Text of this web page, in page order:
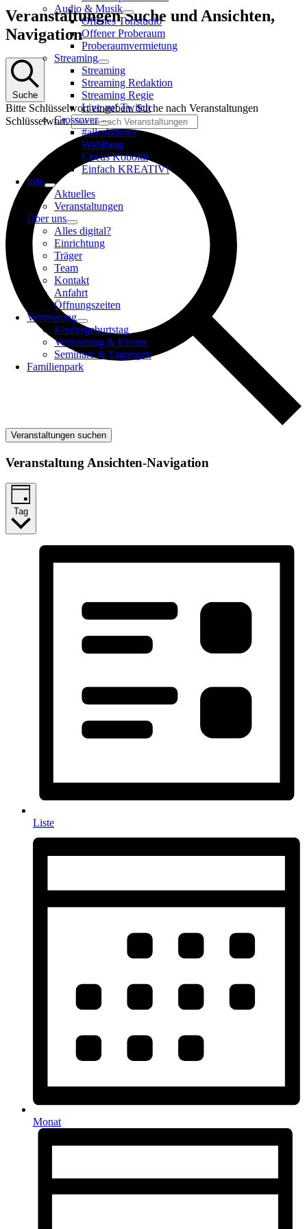
Audio & Musik
Offenes Tonstudio
Offener Proberaum
Proberaumvermietung
Streaming
Streaming
Streaming Redaktion
Streaming Regie
Live auf Twitch
Crossover
#alleskönner
Wahlfang
Circus Koboldi
Einfach KREATIV!
Info
Aktuelles
Veranstaltungen
Über uns
Alles digital?
Einrichtung
Träger
Team
Kontakt
Anfahrt
Öffnungszeiten
Vermietung
Kindergeburtstag
Vermietung & Events
Seminare & Tagungen
Familienpark
Veranstaltungen
für
29.
Juli
2025
Veranstaltungen Suche und Ansichten,
Navigation
Suche
Bitte Schlüsselwort eingeben. Suche nach Veranstaltungen
Schlüsselwort.
Veranstaltungen suchen
Veranstaltung Ansichten-Navigation
Tag
Liste
Monat